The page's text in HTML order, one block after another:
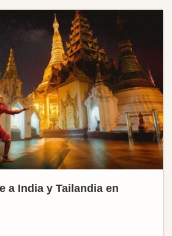
a India y Tailandia en